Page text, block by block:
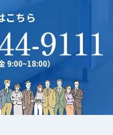
こちら
9:00~18:00）